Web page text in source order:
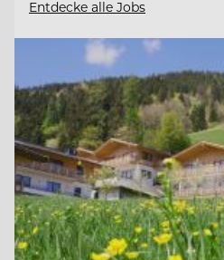
Entdecke alle Jobs